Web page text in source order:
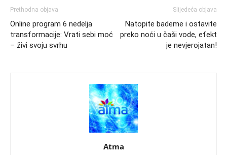
Prethodna objava
Online program 6 nedelja
transformacije: Vrati sebi moć
– živi svoju svrhu
Slijedeća objava
Natopite bademe i ostavite
preko noći u čaši vode, efekt
je nevjerojatan!
Atma